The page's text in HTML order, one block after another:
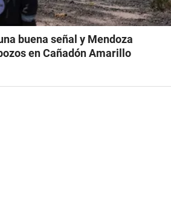
buena señal y Mendoza
en Cañadón Amarillo